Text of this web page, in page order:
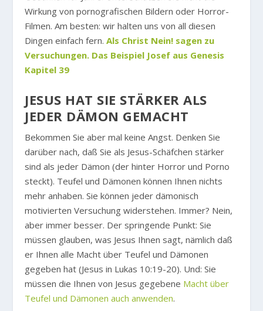
Wirkung von pornografischen Bildern oder Horror-
Filmen. Am besten: wir halten uns von all diesen
Dingen einfach fern.Als Christ Nein! sagen zu
Versuchungen. Das Beispiel Josef aus Genesis
Kapitel 39
JESUS HAT SIE STÄRKER ALS
JEDER DÄMON GEMACHT
Bekommen Sie aber mal keine Angst. Denken Sie
darüber nach, daß Sie als Jesus-Schäfchen stärker
sind als jeder Dämon (der hinter Horror und Porno
steckt). Teufel und Dämonen können Ihnen nichts
mehr anhaben. Sie können jeder dämonisch
motivierten Versuchung widerstehen. Immer? Nein,
aber immer besser. Der springende Punkt: Sie
müssen glauben, was Jesus Ihnen sagt, nämlich daß
er Ihnen alle Macht über Teufel und Dämonen
gegeben hat (Jesus in Lukas 10:19-20). Und: Sie
müssen die Ihnen von Jesus gegebene Macht über
Teufel und Dämonen auch anwenden.